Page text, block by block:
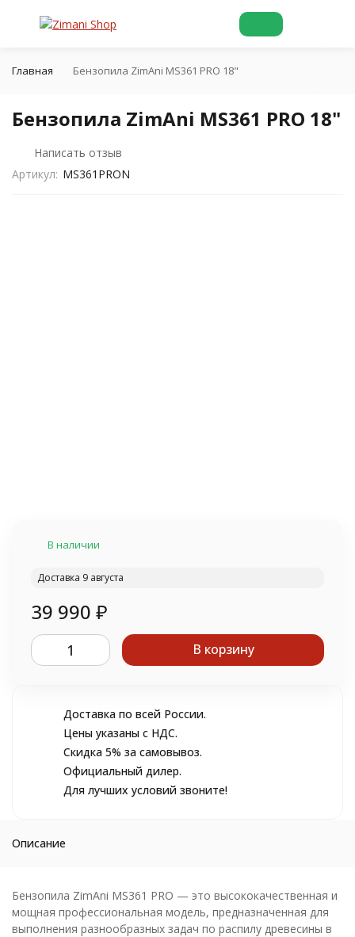
Главная Бензопила ZimAni MS361 PRO 18"
Бензопила ZimAni MS361 PRO 18"
Написать отзыв
Артикул: MS361PRON
В наличии
Доставка 9 августа
39 990 ₽
В корзину
Доставка по всей России.
Цены указаны с НДС.
Скидка 5% за самовывоз.
Официальный дилер.
Для лучших условий звоните!
Описание
Бензопила ZimAni MS361 PRO — это высококачественная и
мощная профессиональная модель, предназначенная для
выполнения разнообразных задач по распилу древесины в